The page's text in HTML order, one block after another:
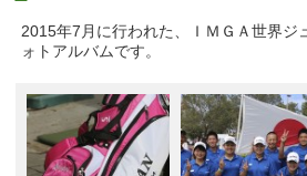
2015年7月に行われた、ＩＭＧＡ世界ジ
ォトアルバムです。